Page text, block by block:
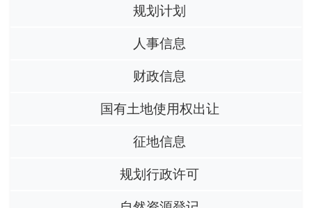
规划计划
人事信息
财政信息
国有土地使用权出让
征地信息
规划行政许可